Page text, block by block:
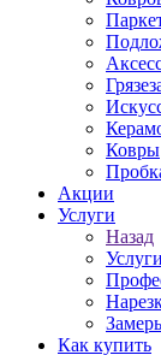
Ковры
Акции
Услуги
Назад
Услуги
Как купить